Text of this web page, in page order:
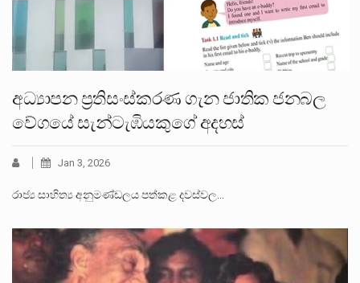
අධ්‍යාපන ප්‍රතිසංස්කරණ ගැන ජාතික ජනබල
වේගයේ සැන්ටැඹියකුගේ අදහස්
Jan 3, 2026
රාජ්‍ය සාහිත්‍ය අනුමණ්ඩලය පත්කළ දවස්වල…